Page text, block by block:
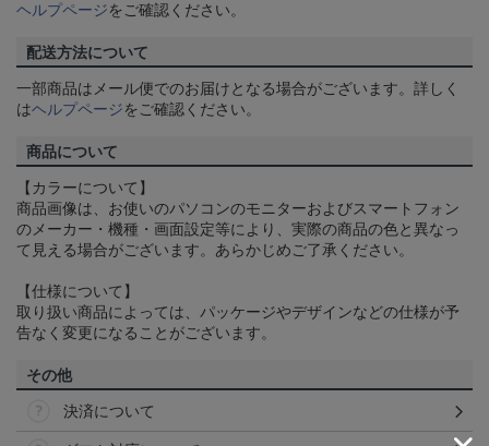
ヘルプページをご確認ください。
配送方法について
一部商品はメール便でのお届けとなる場合がございます。詳しく
はヘルプページをご確認ください。
商品について
【カラーについて】
商品画像は、お使いのパソコンのモニターおよびスマートフォン
のメーカー・機種・画面設定等により、実際の商品の色と異なっ
て見える場合がございます。あらかじめご了承ください。
【仕様について】
取り扱い商品によっては、パッケージやデザインなどの仕様が予
告なく変更になることがございます。
その他
決済について